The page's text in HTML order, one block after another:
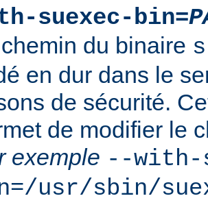
suexec-bin=
du binaire
en dur dans le
de sécurité.
de modifier le
exemple --with-
usr/sbin/